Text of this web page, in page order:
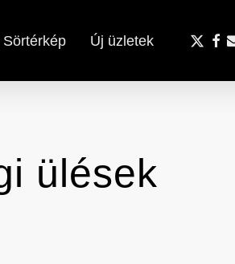
Sörtérkép Új üzletek
x-
ülések